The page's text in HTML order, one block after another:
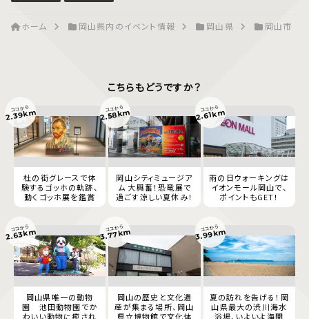
ホーム 岡山県内のイベント情報 岡山県 岡山市
こちらもどうですか？
杜の街グレースで体
験するゴッホの軌跡、
動くゴッホ展を鑑賞
ココから
2.39km
岡山シティミュージア
ム 大興奮！恐竜展で
過ごす涼しい夏休み！
ココから
2.58km
雨の日ウォーキングは
イオンモール岡山で、
ポイントもGET！
ココから
2.61km
岡山県唯一の動物
園 池田動物園でか
わいい動物に癒され
ココから
2.63km
岡山の歴史と文化遺
産が集まる場所、岡山
県立博物館で文化体
ココから
3.77km
夏の訪れを告げる！岡
山県最大の渋川海水
浴場、いよいよ海開
ココから
3.99km